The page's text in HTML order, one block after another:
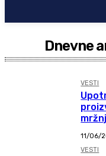
Dnevne
VESTI
11/06/
VESTI